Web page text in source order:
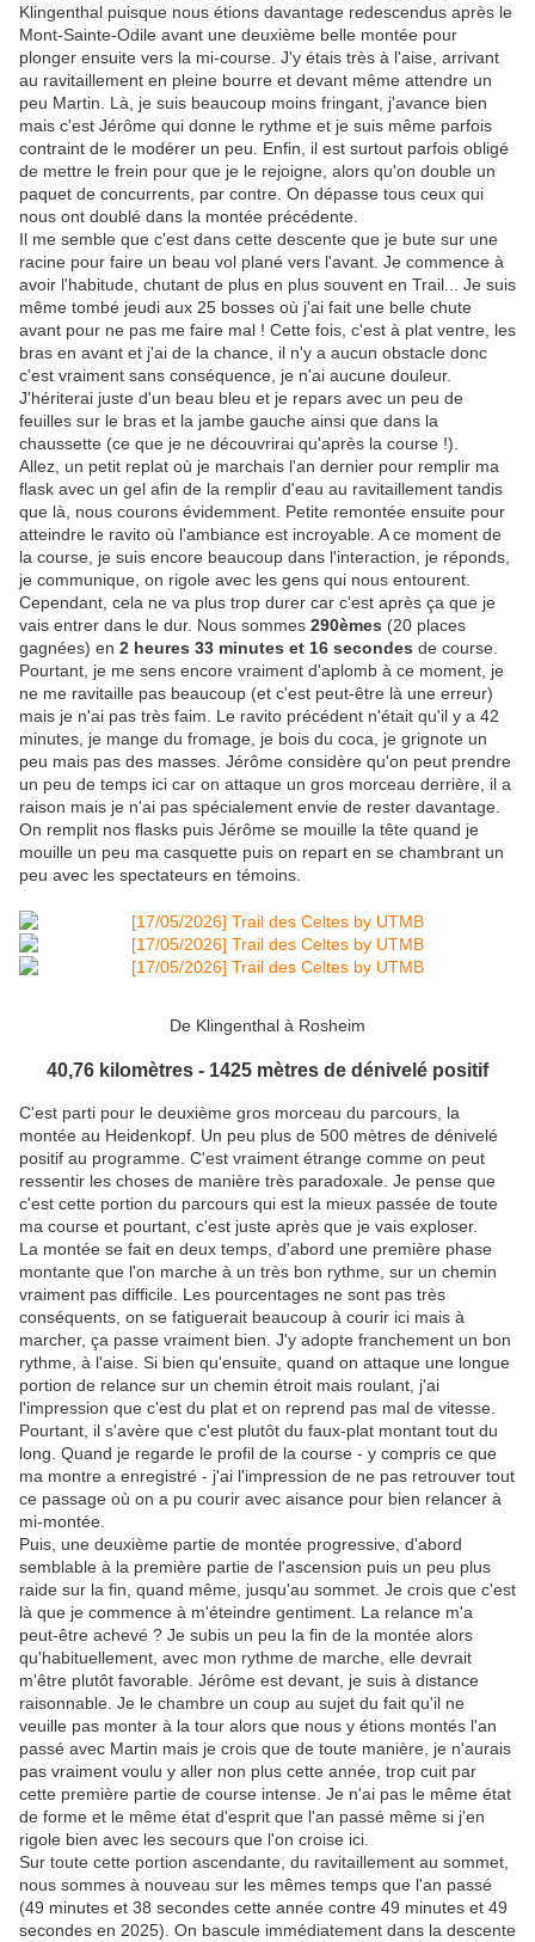
Klingenthal puisque nous étions davantage redescendus après le
Mont-Sainte-Odile avant une deuxième belle montée pour
plonger ensuite vers la mi-course. J'y étais très à l'aise, arrivant
au ravitaillement en pleine bourre et devant même attendre un
peu Martin. Là, je suis beaucoup moins fringant, j'avance bien
mais c'est Jérôme qui donne le rythme et je suis même parfois
contraint de le modérer un peu. Enfin, il est surtout parfois obligé
de mettre le frein pour que je le rejoigne, alors qu'on double un
paquet de concurrents, par contre. On dépasse tous ceux qui
nous ont doublé dans la montée précédente.
Il me semble que c'est dans cette descente que je bute sur une
racine pour faire un beau vol plané vers l'avant. Je commence à
avoir l'habitude, chutant de plus en plus souvent en Trail... Je suis
même tombé jeudi aux 25 bosses où j'ai fait une belle chute
avant pour ne pas me faire mal ! Cette fois, c'est à plat ventre, les
bras en avant et j'ai de la chance, il n'y a aucun obstacle donc
c'est vraiment sans conséquence, je n'ai aucune douleur.
J'hériterai juste d'un beau bleu et je repars avec un peu de
feuilles sur le bras et la jambe gauche ainsi que dans la
chaussette (ce que je ne découvrirai qu'après la course !).
Allez, un petit replat où je marchais l'an dernier pour remplir ma
flask avec un gel afin de la remplir d'eau au ravitaillement tandis
que là, nous courons évidemment. Petite remontée ensuite pour
atteindre le ravito où l'ambiance est incroyable. A ce moment de
la course, je suis encore beaucoup dans l'interaction, je réponds,
je communique, on rigole avec les gens qui nous entourent.
Cependant, cela ne va plus trop durer car c'est après ça que je
vais entrer dans le dur. Nous sommes 290èmes (20 places
gagnées) en 2 heures 33 minutes et 16 secondes de course.
Pourtant, je me sens encore vraiment d'aplomb à ce moment, je
ne me ravitaille pas beaucoup (et c'est peut-être là une erreur)
mais je n'ai pas très faim. Le ravito précédent n'était qu'il y a 42
minutes, je mange du fromage, je bois du coca, je grignote un
peu mais pas des masses. Jérôme considère qu'on peut prendre
un peu de temps ici car on attaque un gros morceau derrière, il a
raison mais je n'ai pas spécialement envie de rester davantage.
On remplit nos flasks puis Jérôme se mouille la tête quand je
mouille un peu ma casquette puis on repart en se chambrant un
peu avec les spectateurs en témoins.
De Klingenthal à Rosheim
40,76 kilomètres - 1425 mètres de dénivelé positif
C'est parti pour le deuxième gros morceau du parcours, la
montée au Heidenkopf. Un peu plus de 500 mètres de dénivelé
positif au programme. C'est vraiment étrange comme on peut
ressentir les choses de manière très paradoxale. Je pense que
c'est cette portion du parcours qui est la mieux passée de toute
ma course et pourtant, c'est juste après que je vais exploser.
La montée se fait en deux temps, d'abord une première phase
montante que l'on marche à un très bon rythme, sur un chemin
vraiment pas difficile. Les pourcentages ne sont pas très
conséquents, on se fatiguerait beaucoup à courir ici mais à
marcher, ça passe vraiment bien. J'y adopte franchement un bon
rythme, à l'aise. Si bien qu'ensuite, quand on attaque une longue
portion de relance sur un chemin étroit mais roulant, j'ai
l'impression que c'est du plat et on reprend pas mal de vitesse.
Pourtant, il s'avère que c'est plutôt du faux-plat montant tout du
long. Quand je regarde le profil de la course - y compris ce que
ma montre a enregistré - j'ai l'impression de ne pas retrouver tout
ce passage où on a pu courir avec aisance pour bien relancer à
mi-montée.
Puis, une deuxième partie de montée progressive, d'abord
semblable à la première partie de l'ascension puis un peu plus
raide sur la fin, quand même, jusqu'au sommet. Je crois que c'est
là que je commence à m'éteindre gentiment. La relance m'a
peut-être achevé ? Je subis un peu la fin de la montée alors
qu'habituellement, avec mon rythme de marche, elle devrait
m'être plutôt favorable. Jérôme est devant, je suis à distance
raisonnable. Je le chambre un coup au sujet du fait qu'il ne
veuille pas monter à la tour alors que nous y étions montés l'an
passé avec Martin mais je crois que de toute manière, je n'aurais
pas vraiment voulu y aller non plus cette année, trop cuit par
cette première partie de course intense. Je n'ai pas le même état
de forme et le même état d'esprit que l'an passé même si j'en
rigole bien avec les secours que l'on croise ici.
Sur toute cette portion ascendante, du ravitaillement au sommet,
nous sommes à nouveau sur les mêmes temps que l'an passé
(49 minutes et 38 secondes cette année contre 49 minutes et 49
secondes en 2025). On bascule immédiatement dans la descente